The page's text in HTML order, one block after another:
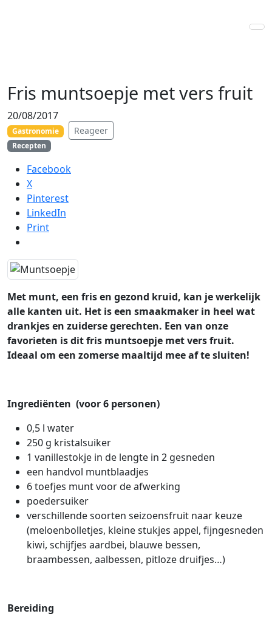
Fris muntsoepje met vers fruit
20/08/2017
Gastronomie
Recepten
Reageer
Facebook
X
Pinterest
LinkedIn
Print
Met munt, een fris en gezond kruid, kan je werkelijk
alle kanten uit. Het is een smaakmaker in heel wat
drankjes en zuiderse gerechten. Een van onze
favorieten is dit fris muntsoepje met vers fruit.
Ideaal om een zomerse maaltijd mee af te sluiten!
Ingrediënten (voor 6 personen)
0,5 l water
250 g kristalsuiker
1 vanillestokje in de lengte in 2 gesneden
een handvol muntblaadjes
6 toefjes munt voor de afwerking
poedersuiker
verschillende soorten seizoensfruit naar keuze
(meloenbolletjes, kleine stukjes appel, fijngesneden
kiwi, schijfjes aardbei, blauwe bessen,
braambessen, aalbessen, pitloze druifjes…)
Bereiding